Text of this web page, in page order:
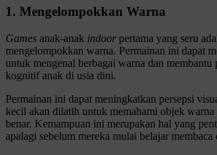
1. Mengelompokkan Warna
Games anak-anak indoor pertama yang seru
mengelompokkan warna. Permainan ini dapat
untuk mengenal berbagai warna dan membantu
kognitif anak di usia dini.
Permainan ini dapat meningkatkan persepsi
kecil akan dilatih untuk memahami objek warna
benar. Kemampuan ini merupakan hal yang
apalagi sebelum mereka mulai belajar membaca